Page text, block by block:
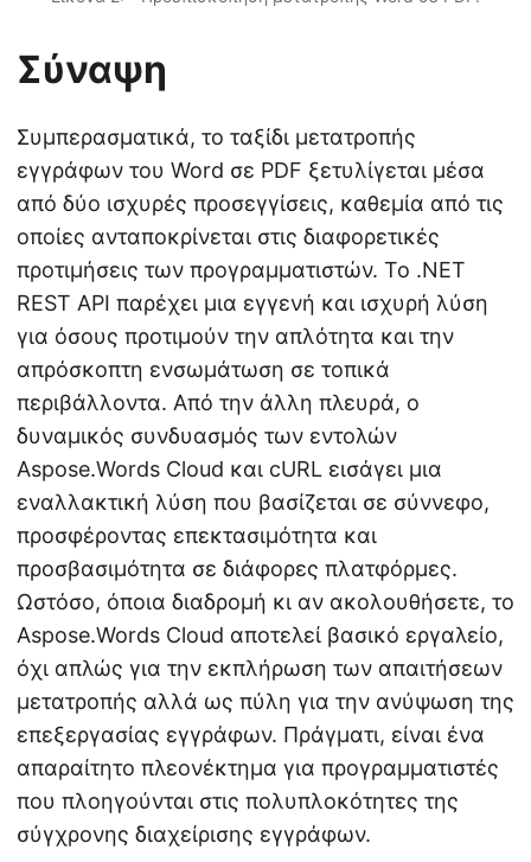
Σύναψη
Συμπερασματικά, το ταξίδι μετατροπής
εγγράφων του Word σε PDF ξετυλίγεται μέσα
από δύο ισχυρές προσεγγίσεις, καθεμία από τις
οποίες ανταποκρίνεται στις διαφορετικές
προτιμήσεις των προγραμματιστών. Το .NET
REST API παρέχει μια εγγενή και ισχυρή λύση
για όσους προτιμούν την απλότητα και την
απρόσκοπτη ενσωμάτωση σε τοπικά
περιβάλλοντα. Από την άλλη πλευρά, ο
δυναμικός συνδυασμός των εντολών
Aspose.Words Cloud και cURL εισάγει μια
εναλλακτική λύση που βασίζεται σε σύννεφο,
προσφέροντας επεκτασιμότητα και
προσβασιμότητα σε διάφορες πλατφόρμες.
Ωστόσο, όποια διαδρομή κι αν ακολουθήσετε, το
Aspose.Words Cloud αποτελεί βασικό εργαλείο,
όχι απλώς για την εκπλήρωση των απαιτήσεων
μετατροπής αλλά ως πύλη για την ανύψωση της
επεξεργασίας εγγράφων. Πράγματι, είναι ένα
απαραίτητο πλεονέκτημα για προγραμματιστές
που πλοηγούνται στις πολυπλοκότητες της
σύγχρονης διαχείρισης εγγράφων.